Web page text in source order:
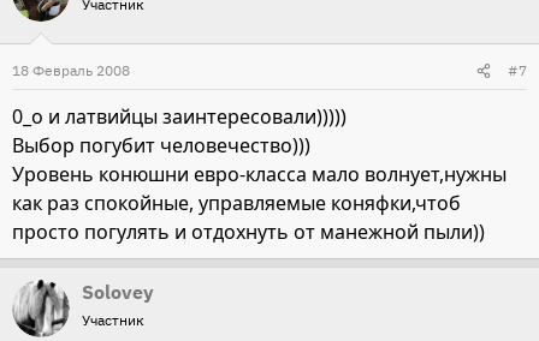
Участник
18 Февраль 2008 #7
0_о и латвийцы заинтересовали)))))
Выбор погубит человечество)))
Уровень конюшни евро-класса мало волнует,нужны
как раз спокойные, управляемые коняфки,чтоб
просто погулять и отдохнуть от манежной пыли))
Solovey
Участник